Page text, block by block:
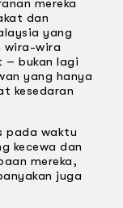
dan
yang
wira-wira
– bukan lagi
yang hanya
kesedaran
pada waktu
kecewa dan
mereka,
juga